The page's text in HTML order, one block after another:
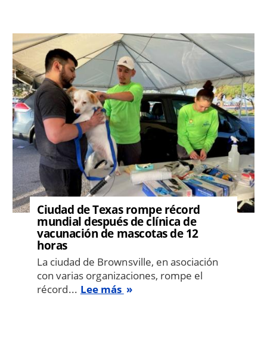
Image
Ciudad de Texas rompe récord
mundial después de clínica de
vacunación de mascotas de 12
horas
La ciudad de Brownsville, en asociación
con varias organizaciones, rompe el
récord... Lee más